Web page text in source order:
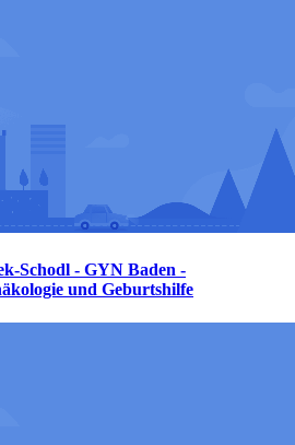
Schodl - GYN Baden -
und Geburtshilfe